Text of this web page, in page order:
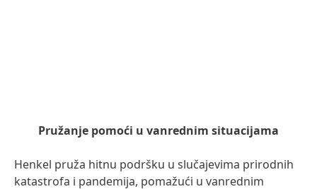
Pružanje pomoći u vanrednim situacijama
Henkel pruža hitnu podršku u slučajevima prirodnih
katastrofa i pandemija, pomažući u vanrednim